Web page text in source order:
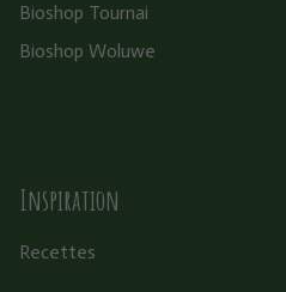
Bioshop Tournai
Bioshop Woluwe
Inspiration
Recettes